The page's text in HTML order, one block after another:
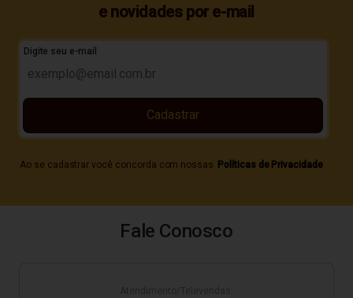
e novidades por e-mail
Digite seu e-mail
Ao se cadastrar você concorda com nossas Políticas de Privacidade
Cadastrar
Fale Conosco